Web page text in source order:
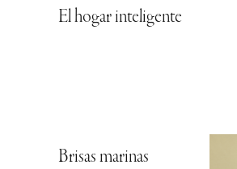
El hogar inteligente
Brisas marinas